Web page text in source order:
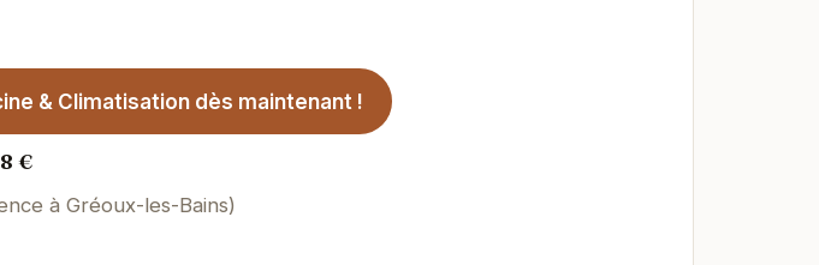
& Climatisation dès maintenant !
€
à Gréoux-les-Bains)